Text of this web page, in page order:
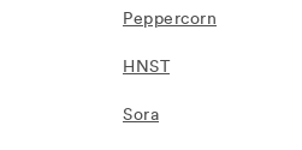
Peppercorn
HNST
Sora